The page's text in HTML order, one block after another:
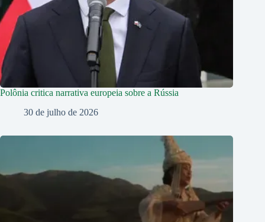
Polônia critica narrativa europeia sobre a Rússia
30 de julho de 2026